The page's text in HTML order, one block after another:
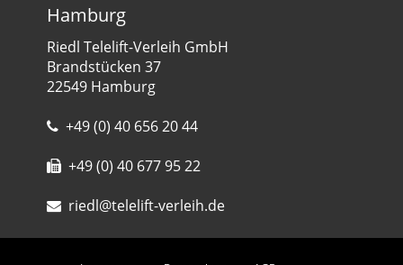
Hamburg
Riedl Telelift-Verleih GmbH
Brandstücken 37
22549 Hamburg
+49 (0) 40 656 20 44
+49 (0) 40 677 95 22
riedl@telelift-verleih.de